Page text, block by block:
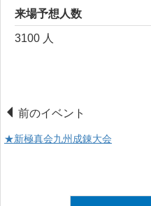
来場予想人数
3100 人
前のイベント
★新極真会九州成錬大会